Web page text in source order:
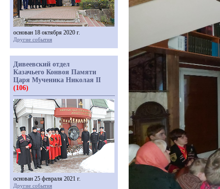
основан 18 октября 2020 г.
Другие события
Дивеевский отдел
Казачьего Конвоя Памяти
Царя Мученика Николая II
(106)
основан 25 февраля 2021 г.
Другие события